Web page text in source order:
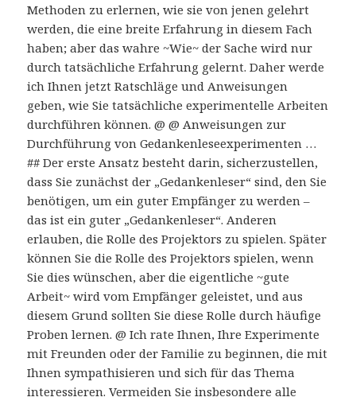
Methoden zu erlernen, wie sie von jenen gelehrt
werden, die eine breite Erfahrung in diesem Fach
haben; aber das wahre ~Wie~ der Sache wird nur
durch tatsächliche Erfahrung gelernt. Daher werde
ich Ihnen jetzt Ratschläge und Anweisungen
geben, wie Sie tatsächliche experimentelle Arbeiten
durchführen können. @ @ Anweisungen zur
Durchführung von Gedankenleseexperimenten …
## Der erste Ansatz besteht darin, sicherzustellen,
dass Sie zunächst der „Gedankenleser“ sind, den Sie
benötigen, um ein guter Empfänger zu werden –
das ist ein guter „Gedankenleser“. Anderen
erlauben, die Rolle des Projektors zu spielen. Später
können Sie die Rolle des Projektors spielen, wenn
Sie dies wünschen, aber die eigentliche ~gute
Arbeit~ wird vom Empfänger geleistet, und aus
diesem Grund sollten Sie diese Rolle durch häufige
Proben lernen. @ Ich rate Ihnen, Ihre Experimente
mit Freunden oder der Familie zu beginnen, die mit
Ihnen sympathisieren und sich für das Thema
interessieren. Vermeiden Sie insbesondere alle